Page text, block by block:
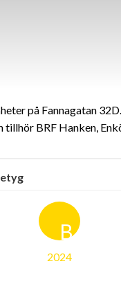
på Fannagatan
tillhör BRF Hanken,
B
2024